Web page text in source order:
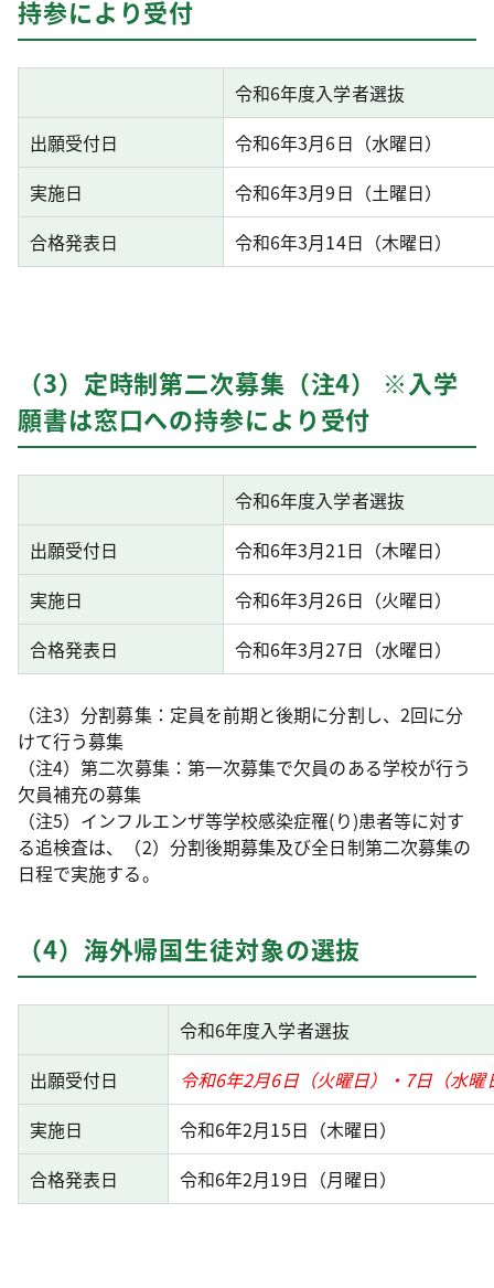
持参により受付
令和6年度入学者選抜
出願受付日
令和6年3月6日（水曜日）
実施日
令和6年3月9日（土曜日）
合格発表日
令和6年3月14日（木曜日）
（3）定時制第二次募集（注4） ※入学
願書は窓口への持参により受付
令和6年度入学者選抜
出願受付日
令和6年3月21日（木曜日）
実施日
令和6年3月26日（火曜日）
合格発表日
令和6年3月27日（水曜日）
（注3）分割募集：定員を前期と後期に分割し、2回に分
けて行う募集
（注4）第二次募集：第一次募集で欠員のある学校が行う
欠員補充の募集
（注5）インフルエンザ等学校感染症罹(り)患者等に対す
る追検査は、（2）分割後期募集及び全日制第二次募集の
日程で実施する。
（4）海外帰国生徒対象の選抜
令和6年度入学者選抜
出願受付日
令和6年2月6日（火曜日）・7日（水曜
実施日
令和6年2月15日（木曜日）
合格発表日
令和6年2月19日（月曜日）